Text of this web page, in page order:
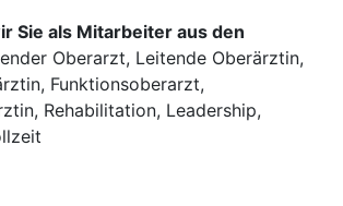
Sie als Mitarbeiter aus den
Oberarzt, Leitende Oberärztin,
Funktionsoberarzt,
Rehabilitation, Leadership,